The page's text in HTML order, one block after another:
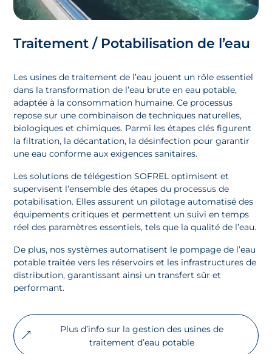
Traitement / Potabilisation de l’eau
Les usines de traitement de l’eau jouent un rôle essentiel
dans la transformation de l’eau brute en eau potable,
adaptée à la consommation humaine. Ce processus
repose sur une combinaison de techniques naturelles,
biologiques et chimiques. Parmi les étapes clés figurent
la filtration, la décantation, la désinfection pour garantir
une eau conforme aux exigences sanitaires.
Les solutions de télégestion SOFREL optimisent et
supervisent l’ensemble des étapes du processus de
potabilisation. Elles assurent un pilotage automatisé des
équipements critiques et permettent un suivi en temps
réel des paramètres essentiels, tels que la qualité de l’eau.
De plus, nos systèmes automatisent le pompage de l’eau
potable traitée vers les réservoirs et les infrastructures de
distribution, garantissant ainsi un transfert sûr et
performant.
Plus d’info sur la gestion des usines de
traitement d’eau potable